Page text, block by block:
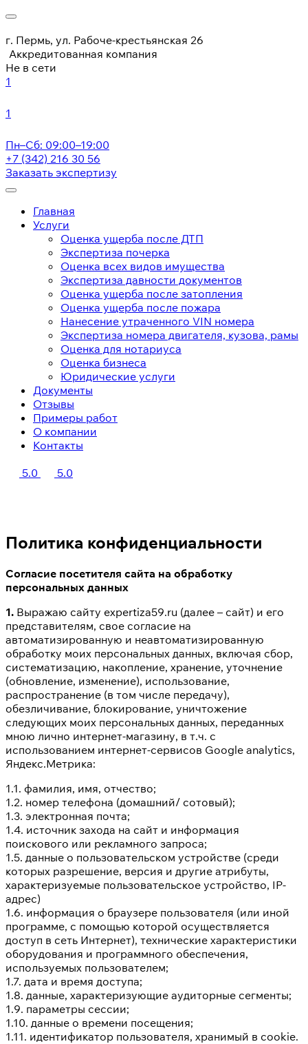
г. Пермь, ул. Рабоче-крестьянская 26
Аккредитованная компания
Не в сети
1
1
Пн–Сб: 09:00–19:00
+7 (342) 216 30 56
Заказать экспертизу
Главная
Услуги
Оценка ущерба после ДТП
Экспертиза почерка
Оценка всех видов имущества
Экспертиза давности документов
Оценка ущерба после затопления
Оценка ущерба после пожара
Нанесение утраченного VIN номера
Экспертиза номера двигателя, кузова, рамы
Оценка для нотариуса
Оценка бизнеса
Юридические услуги
Документы
Отзывы
Примеры работ
О компании
Контакты
5.0
5.0
Главная
Политика конфиденциальности
Согласие посетителя сайта на обработку
персональных данных
1. Выражаю сайту expertiza59.ru (далее – сайт) и его
представителям, свое согласие на
автоматизированную и неавтоматизированную
обработку моих персональных данных, включая сбор,
систематизацию, накопление, хранение, уточнение
(обновление, изменение), использование,
распространение (в том числе передачу),
обезличивание, блокирование, уничтожение
следующих моих персональных данных, переданных
мною лично интернет-магазину, в т.ч. с
использованием интернет-сервисов Google analytics,
Яндекс.Метрика:
1.1. фамилия, имя, отчество;
1.2. номер телефона (домашний/ сотовый);
1.3. электронная почта;
1.4. источник захода на сайт и информация
поискового или рекламного запроса;
1.5. данные о пользовательском устройстве (среди
которых разрешение, версия и другие атрибуты,
характеризуемые пользовательское устройство, IP-
адрес)
1.6. информация о браузере пользователя (или иной
программе, с помощью которой осуществляется
доступ в сеть Интернет), технические характеристики
оборудования и программного обеспечения,
используемых пользователем;
1.7. дата и время доступа;
1.8. данные, характеризующие аудиторные сегменты;
1.9. параметры сессии;
1.10. данные о времени посещения;
1.11. идентификатор пользователя, хранимый в cookie.